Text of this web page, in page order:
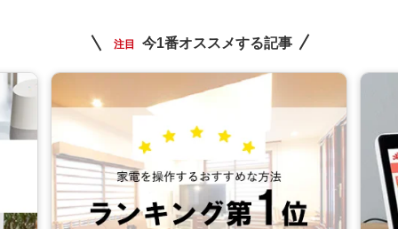
注目 今1番オススメする記事